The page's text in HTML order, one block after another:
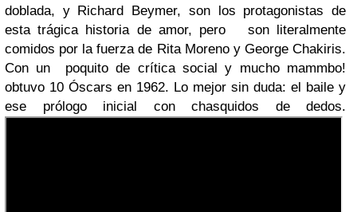
doblada, y Richard Beymer, son los protagonistas de
esta trágica historia de amor, pero son literalmente
comidos por la fuerza de Rita Moreno y George Chakiris.
Con un poquito de crítica social y mucho mammbo!
obtuvo 10 Óscars en 1962. Lo mejor sin duda: el baile y
ese prólogo inicial con chasquidos de dedos.